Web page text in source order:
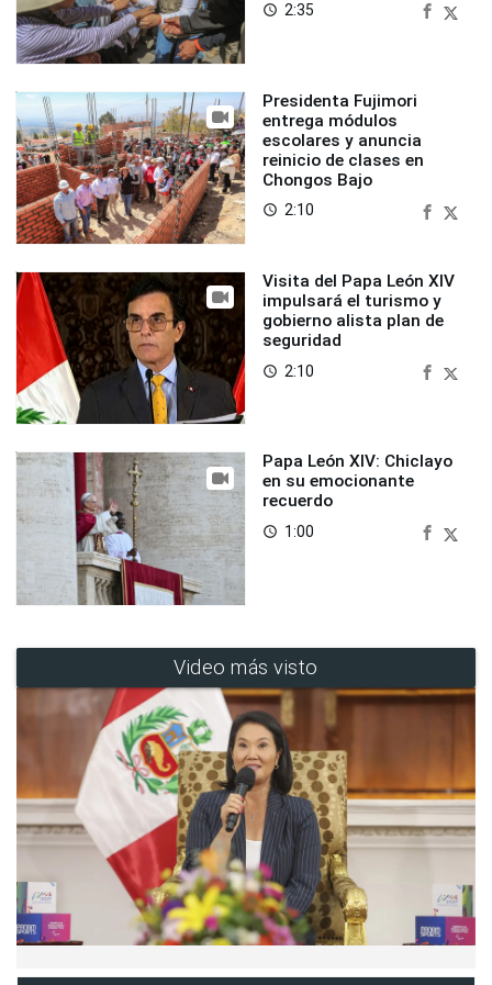
access_time 2:35
Presidenta Fujimori
entrega módulos
escolares y anuncia
reinicio de clases en
Chongos Bajo
access_time 2:10
Visita del Papa León XIV
impulsará el turismo y
gobierno alista plan de
seguridad
access_time 2:10
Papa León XIV: Chiclayo
en su emocionante
recuerdo
access_time 1:00
Video más visto